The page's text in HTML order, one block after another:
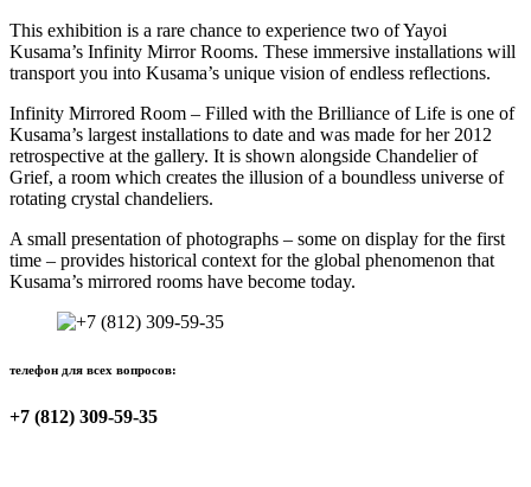
This exhibition is a rare chance to experience two of Yayoi
Kusama’s Infinity Mirror Rooms. These immersive installations will
transport you into Kusama’s unique vision of endless reflections.
Infinity Mirrored Room – Filled with the Brilliance of Life is one of
Kusama’s largest installations to date and was made for her 2012
retrospective at the gallery. It is shown alongside Chandelier of
Grief, a room which creates the illusion of a boundless universe of
rotating crystal chandeliers.
A small presentation of photographs – some on display for the first
time – provides historical context for the global phenomenon that
Kusama’s mirrored rooms have become today.
телефон для всех вопросов:
+7 (812) 309-59-35